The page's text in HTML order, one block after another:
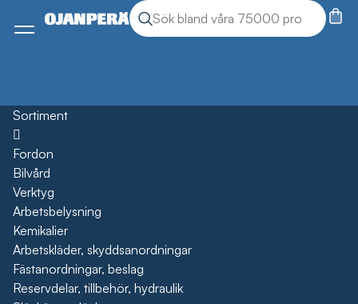
Sök produkter
Sök
Meny
Sortiment
Öppna
Fordon
Bilvård
Verktyg
Arbetsbelysning
Kemikalier
Arbetskläder, skyddsanordningar
Fästanordningar, beslag
Reservdelar, tillbehör, hydraulik